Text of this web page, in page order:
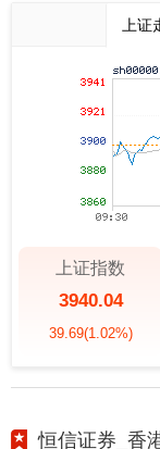
上证
上证指数
3940.04
39.69(1.02%)
恒信证券_香